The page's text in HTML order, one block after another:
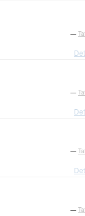
—
—
—
—